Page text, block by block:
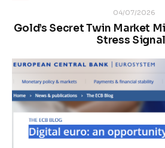
04/07/2026
Gold’s Secret Twin Market
Stress